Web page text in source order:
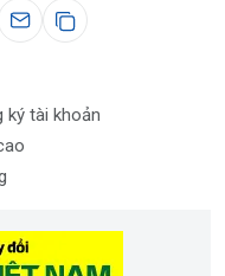
ký tài khoản